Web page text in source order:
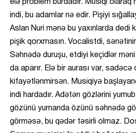
elə problem burdadır. Musiqi olaraq
indi, bu adamlar nə edir. Pişiyi
Aslan Nuri mənə bu yaxınlarda dedi
pişik qorxmasın. Vocalistdi,
Səhnədə duruşu, etdiyi keçidlər məni
da aparır. Elə bir aurası var, sadəcə
kifayətlənmirsən. Musiqiyə
indi hardadır. Adətən gözlərini
gözünü yumanda özünü səhnədə
görməsə, bu qədər təsirli olmaz.